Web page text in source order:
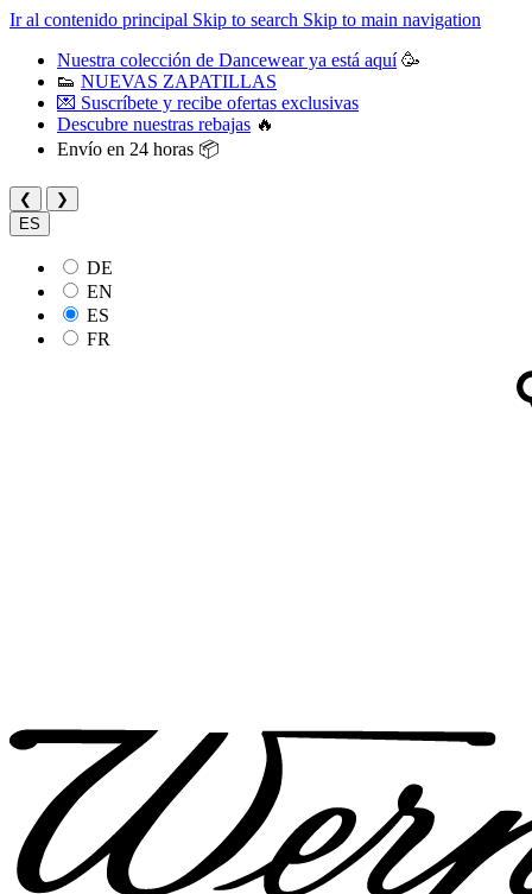
Ir al contenido principal Skip to search Skip to main navigation
Nuestra colección de Dancewear ya está aquí🥳
👟 NUEVAS ZAPATILLAS
💌 Suscríbete y recibe ofertas exclusivas
Descubre nuestras rebajas 🔥
Envío en 24 horas 📦
❮
❯
ES
DE
EN
ES
FR